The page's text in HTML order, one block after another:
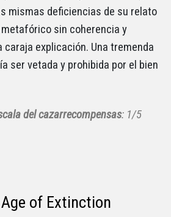
mismas deficiencias de su relato
sin coherencia y
explicación. Una tremenda
ser vetada y prohibida por el bien
del cazarrecompensas: 1/5
of Extinction